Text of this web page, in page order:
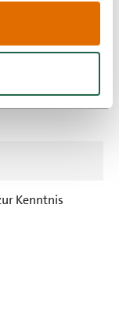
Kenntnis